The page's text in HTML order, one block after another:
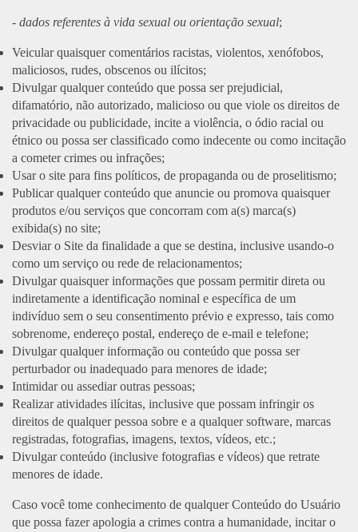
- dados referentes à vida sexual ou orientação sexual;
Veicular quaisquer comentários racistas, violentos, xenófobos,
maliciosos, rudes, obscenos ou ilícitos;
Divulgar qualquer conteúdo que possa ser prejudicial,
difamatório, não autorizado, malicioso ou que viole os direitos de
privacidade ou publicidade, incite a violência, o ódio racial ou
étnico ou possa ser classificado como indecente ou como incitação
a cometer crimes ou infrações;
Usar o site para fins políticos, de propaganda ou de proselitismo;
Publicar qualquer conteúdo que anuncie ou promova quaisquer
produtos e/ou serviços que concorram com a(s) marca(s)
exibida(s) no site;
Desviar o Site da finalidade a que se destina, inclusive usando-o
como um serviço ou rede de relacionamentos;
Divulgar quaisquer informações que possam permitir direta ou
indiretamente a identificação nominal e específica de um
indivíduo sem o seu consentimento prévio e expresso, tais como
sobrenome, endereço postal, endereço de e-mail e telefone;
Divulgar qualquer informação ou conteúdo que possa ser
perturbador ou inadequado para menores de idade;
Intimidar ou assediar outras pessoas;
Realizar atividades ilícitas, inclusive que possam infringir os
direitos de qualquer pessoa sobre e a qualquer software, marcas
registradas, fotografias, imagens, textos, vídeos, etc.;
Divulgar conteúdo (inclusive fotografias e vídeos) que retrate
menores de idade.
Caso você tome conhecimento de qualquer Conteúdo do Usuário
que possa fazer apologia a crimes contra a humanidade, incitar o